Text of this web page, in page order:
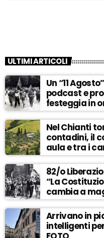
ULTIMI ARTICOLI
Un “11
podcast e
festeggia in
Nel Chianti
contadini, il
aula e tra i
82/o
“La
cambia a
Arrivano in
intelligenti